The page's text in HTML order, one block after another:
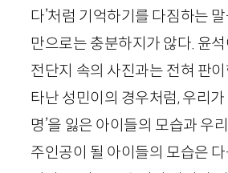
다’처럼 기억하기를 다짐하는
만으로는 충분하지가 않다. 윤
전단지 속의 사진과는 전혀 판
타난 성민이의 경우처럼, 우리가
명’을 잃은 아이들의 모습과 우리
주인공이 될 아이들의 모습은